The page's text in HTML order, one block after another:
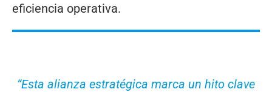
eficiencia operativa.
“Esta alianza estratégica marca un hito clave